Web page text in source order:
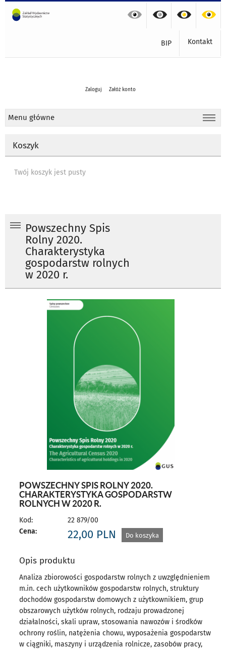
BIP Kontakt
Zaloguj Załóż konto
Menu główne
Koszyk
Twój koszyk jest pusty
Powszechny Spis
Rolny 2020.
Charakterystyka
gospodarstw rolnych
w 2020 r.
POWSZECHNY SPIS ROLNY 2020.
CHARAKTERYSTYKA GOSPODARSTW
ROLNYCH W 2020 R.
Kod:
22 879/00
Cena:
22,00 PLN Do koszyka
Opis produktu
Analiza zbiorowości gospodarstw rolnych z uwzględnieniem
m.in. cech użytkowników gospodarstw rolnych, struktury
dochodów gospodarstw domowych z użytkownikiem, grup
obszarowych użytków rolnych, rodzaju prowadzonej
działalności, skali upraw, stosowania nawozów i środków
ochrony roślin, natężenia chowu, wyposażenia gospodarstw
w ciągniki, maszyny i urządzenia rolnicze, zasobów pracy,